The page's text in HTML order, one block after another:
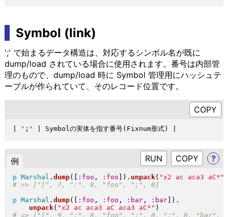
Symbol (link)
';' で始まるデータ構造は、対応するシンボル名が既に
dump/load されている場合に使用されます。番号は内部管
理のもので、dump/load 時に Symbol 管理用にハッシュテ
ーブルが作られていて、そのレコード位置です。
例 RUN ?
p Marshal . dump( :foo , :foo ) . unpack( "x2 ac aca3 aC* "
p Marshal . dump( :foo , :foo , :bar, :bar] ) .
unpack( "x2 ac aca3 aC aca3 aC* " )